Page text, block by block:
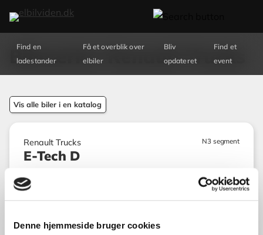
Denne hjemmeside bruger cookies
Find en
ladestander
Få et overblik over
elbiler
Bliv
opdateret
Find et
event
Bilmærke: Renault Trucks
Vis alle biler i en katalog
Renault Trucks N3 segment
E-Tech D
Batteri (brutto)